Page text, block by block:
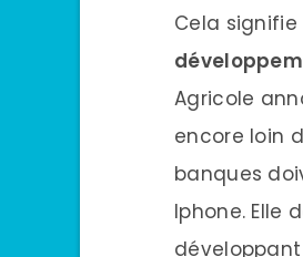
Cela signifie
Agricole
encore loin
banques
Iphone. Elle